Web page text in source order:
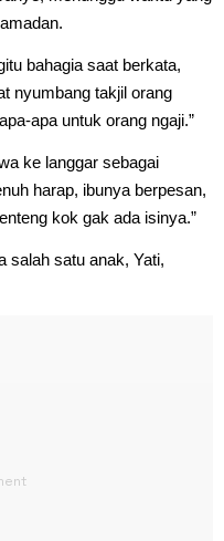
bahagia saat berkata,
nyumbang takjil orang
apa untuk orang ngaji.”
ke langgar sebagai
harap, ibunya berpesan,
kok gak ada isinya.”
salah satu anak, Yati,